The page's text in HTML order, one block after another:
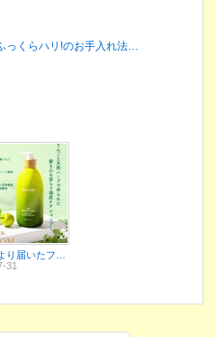
【続編】さらに深堀り！フェイスラインが変わるほどふっくらハリ!のお手入れ法とは
31